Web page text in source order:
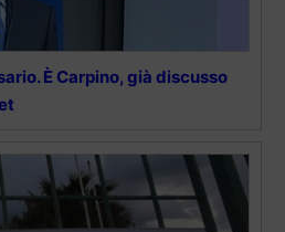
È Carpino, già discusso